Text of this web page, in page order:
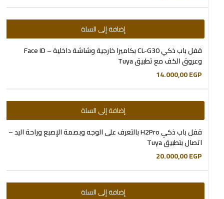
إضافة إلى السلة
قفل باب ذكي CL-G30 بكاميرا خارجية وشاشة داخلية – Face ID
وعروق الكف مع تطبيق Tuya
14.000,00EGP
إضافة إلى السلة
قفل باب ذكي H2Pro بالتعرف على الوجه وبصمة الإصبع وراحة اليد –
اتصال بتطبيق Tuya
20.000,00EGP
إضافة إلى السلة